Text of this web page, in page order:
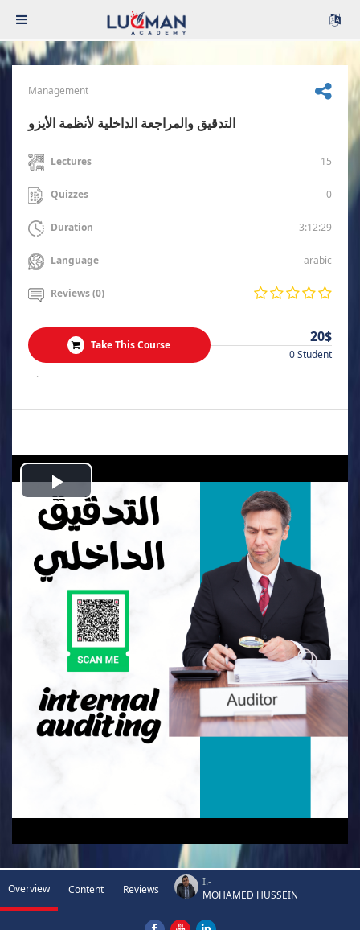
Management
التدقيق والمراجعة الداخلية لأنظمة الأيزو
Lectures 15
Quizzes 0
Duration 3:12:29
Language arabic
Reviews (0)
Take This Course 20$
0 Student
.
Play
Video
Overview Content Reviews
I.-
MOHAMED HUSSEIN